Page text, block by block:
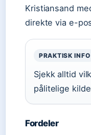
Kristiansand
direkte via e-
PRAKTISK INFO
Sjekk alltid
pålitelige
Fordeler